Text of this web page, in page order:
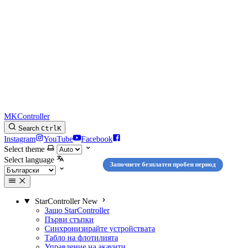
MKController
Search CtrlK
Instagram YouTube
Facebook
Select theme
Select language
Започнете безплатен пробен период
StarController New
Защо StarController
Първи стъпки
Синхронизирайте устройствата
Табло на флотилията